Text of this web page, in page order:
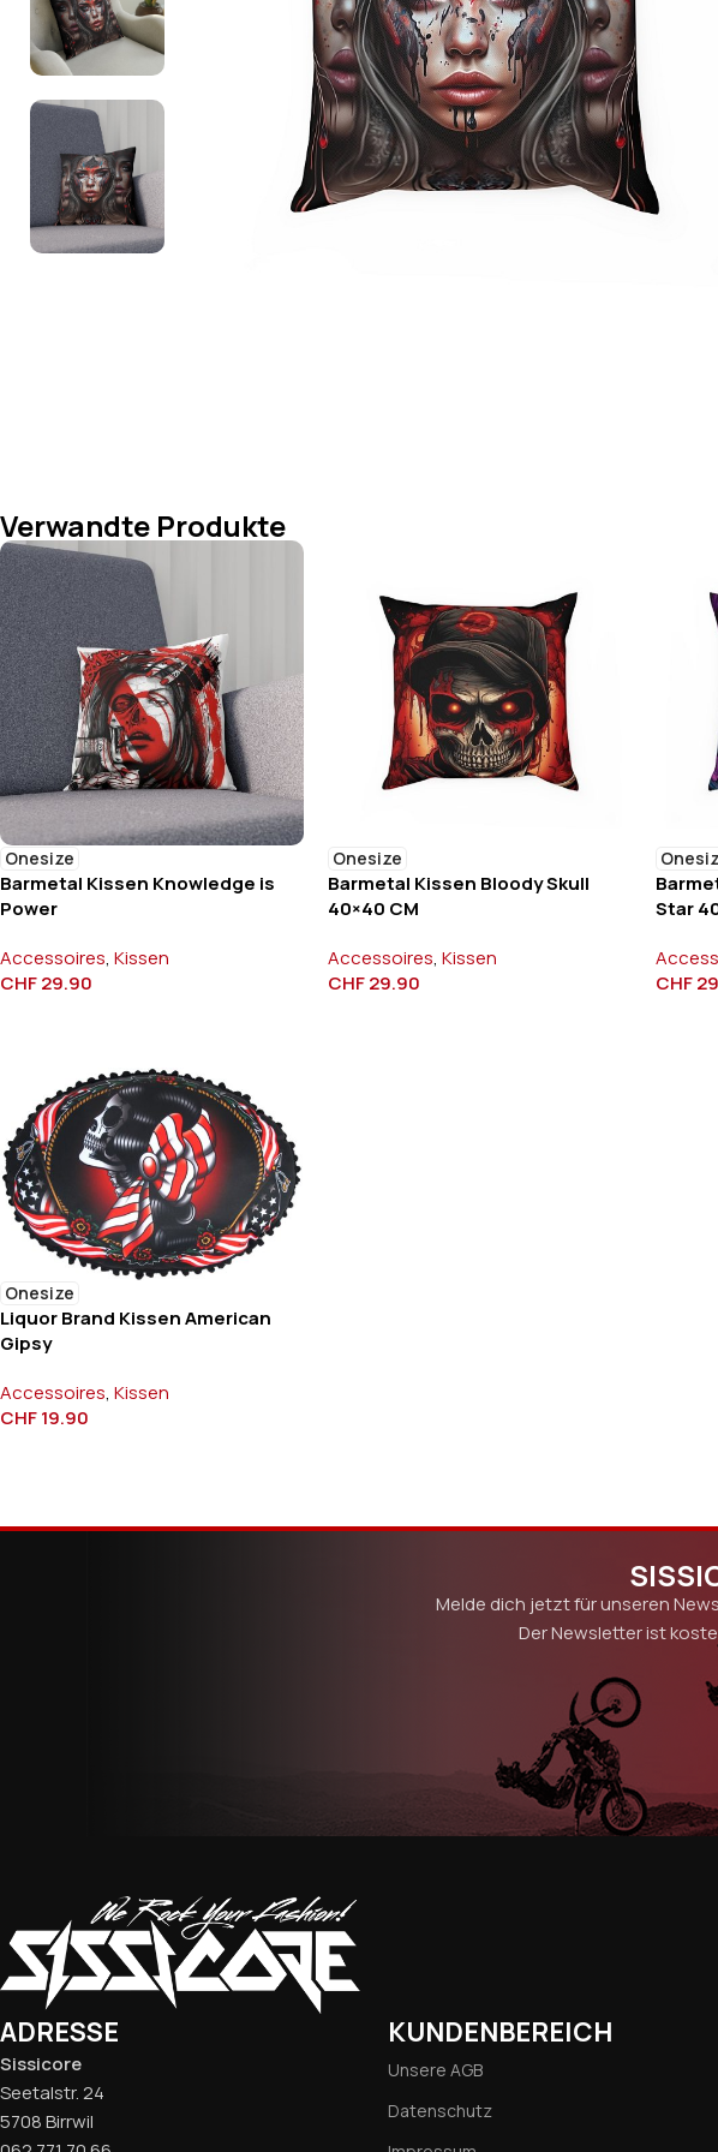
Verwandte Produkte
Onesize
Barmetal Kissen Knowledge is
Power
Accessoires, Kissen
CHF29.90
Onesize
Barmetal Kissen Bloody Skull
40×40 CM
Accessoires, Kissen
CHF29.90
Star
CHF
Onesize
Liquor Brand Kissen American
Gipsy
Accessoires, Kissen
CHF19.90
Melde dich jetzt für unseren
Der Newsletter ist
ADRESSE
Sissicore
Seetalstr. 24
5708 Birrwil
KUNDENBEREICH
Unsere AGB
Datenschutz